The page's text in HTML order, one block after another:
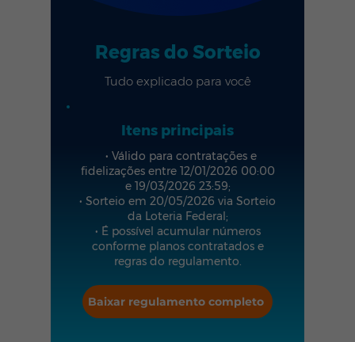
Regras do Sorteio
Tudo explicado para você
Itens principais
• Válido para contratações e
ﬁdelizações entre 12/01/2026 00:00
e 19/03/2026 23:59;
• Sorteio em 20/05/2026 via Sorteio
da Loteria Federal;
• É possível acumular números
conforme planos contratados e
regras do regulamento.
Baixar regulamento completo